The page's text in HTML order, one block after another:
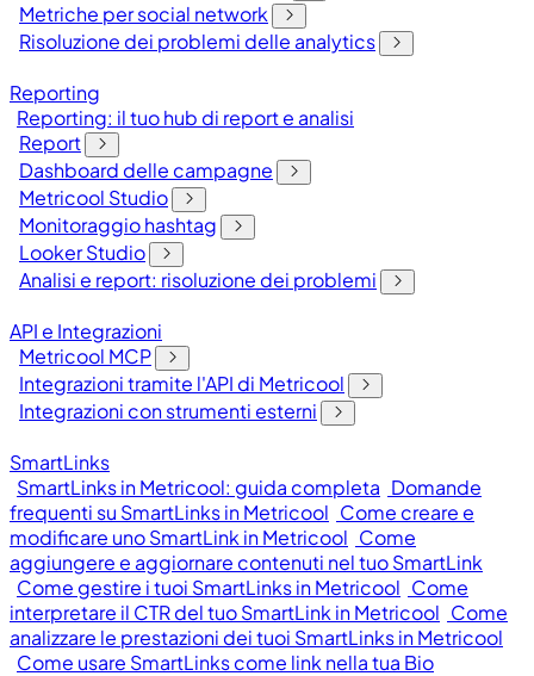
Metriche per social network
Risoluzione dei problemi delle analytics
Reporting
Reporting: il tuo hub di report e analisi
Report
Dashboard delle campagne
Metricool Studio
Monitoraggio hashtag
Looker Studio
Analisi e report: risoluzione dei problemi
API e Integrazioni
Metricool MCP
Integrazioni tramite l'API di Metricool
Integrazioni con strumenti esterni
SmartLinks
SmartLinks in Metricool: guida completa Domande
frequenti su SmartLinks in Metricool Come creare e
modificare uno SmartLink in Metricool Come
aggiungere e aggiornare contenuti nel tuo SmartLink
Come gestire i tuoi SmartLinks in Metricool Come
interpretare il CTR del tuo SmartLink in Metricool Come
analizzare le prestazioni dei tuoi SmartLinks in Metricool
Come usare SmartLinks come link nella tua Bio